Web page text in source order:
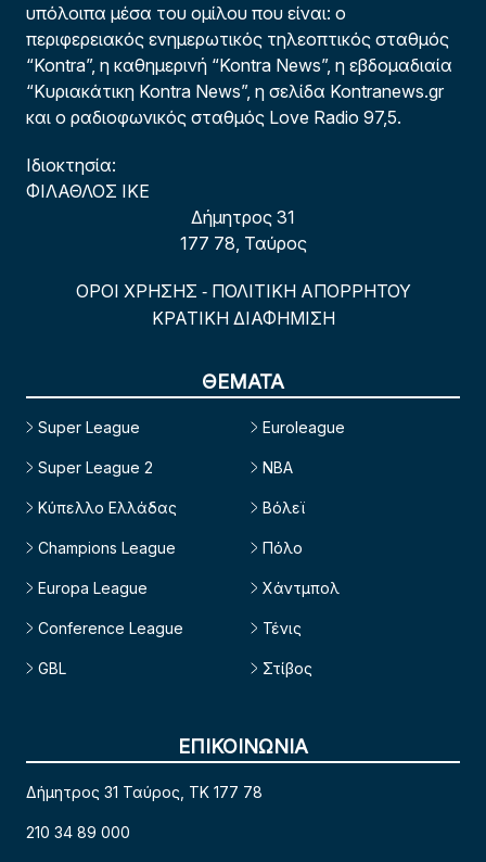
υπόλοιπα μέσα του ομίλου που είναι: ο
περιφερειακός ενημερωτικός τηλεοπτικός σταθμός
“Kontra”, η καθημερινή “Kontra News”, η εβδομαδιαία
“Κυριακάτικη Kontra News”, η σελίδα Kontranews.gr
και ο ραδιοφωνικός σταθμός Love Radio 97,5.
Ιδιοκτησία:
ΦΙΛΑΘΛΟΣ ΙΚΕ
Δήμητρος 31
177 78, Ταύρος
ΟΡΟΙ ΧΡΗΣΗΣ - ΠΟΛΙΤΙΚΗ ΑΠΟΡΡΗΤΟΥ
ΚΡΑΤΙΚΗ ΔΙΑΦΗΜΙΣΗ
ΘΕΜΑΤΑ
Super League
Super League 2
Κύπελλο Ελλάδας
Champions League
Europa League
Conference League
GBL
Euroleague
NBA
Βόλεϊ
Πόλο
Χάντμπολ
Τένις
Στίβος
ΕΠΙΚΟΙΝΩΝΙΑ
Δήμητρος 31 Ταύρος, TK 177 78
210 34 89 000